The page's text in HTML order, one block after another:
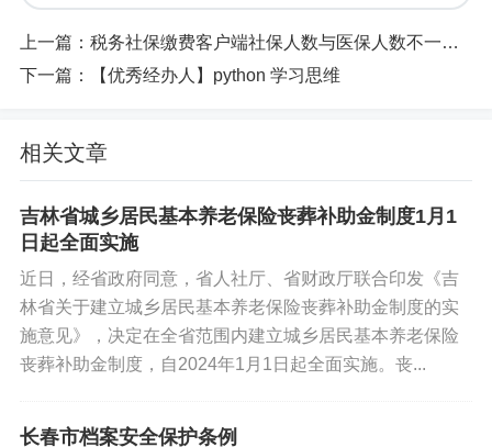
基本情况：吉林市丰满区李奶奶（65 岁），2026 年 2 月
因中风导致行动不便，未参与长期护理保险，无既往失能
评估结果。
1. 线上自评预判：儿子登录 “民政通”，进入 “养老服务消费
补贴项目 - 能力等级评估申请” 模块，填写李奶奶 “无法独
立穿衣、需协助进食” 等情况，自评结果显示 “中度失能”。
2. 正式评估申请：通过平台提交评估申请，选择吉林市备
案的 “吉林康护评估中心”，填写联系地址及紧急联系人信
息。
3. 预评估与现场评估：评估机构 2 个工作日内通过视频联
上一篇： 税务社保缴费客户端社保人数与医保人数不一致，按视频一步一步操作即可。
下一篇：
【优秀经办人】python 学习思维
相关文章
吉林省城乡居民基本养老保险丧葬补助金制度1月1
日起全面实施
近日，经省政府同意，省人社厅、省财政厅联合印发《吉
林省关于建立城乡居民基本养老保险丧葬补助金制度的实
施意见》，决定在全省范围内建立城乡居民基本养老保险
丧葬补助金制度，自2024年1月1日起全面实施。丧...
长春市档案安全保护条例